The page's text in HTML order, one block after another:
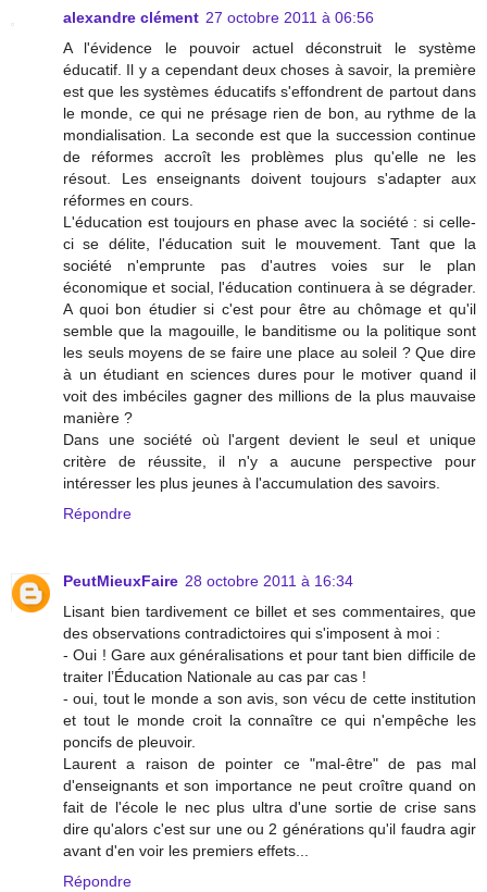
alexandre clément 27 octobre 2011 à 06:56
A l'évidence le pouvoir actuel déconstruit le système
éducatif. Il y a cependant deux choses à savoir, la première
est que les systèmes éducatifs s'effondrent de partout dans
le monde, ce qui ne présage rien de bon, au rythme de la
mondialisation. La seconde est que la succession continue
de réformes accroît les problèmes plus qu'elle ne les
résout. Les enseignants doivent toujours s'adapter aux
réformes en cours.
L'éducation est toujours en phase avec la société : si celle-
ci se délite, l'éducation suit le mouvement. Tant que la
société n'emprunte pas d'autres voies sur le plan
économique et social, l'éducation continuera à se dégrader.
A quoi bon étudier si c'est pour être au chômage et qu'il
semble que la magouille, le banditisme ou la politique sont
les seuls moyens de se faire une place au soleil ? Que dire
à un étudiant en sciences dures pour le motiver quand il
voit des imbéciles gagner des millions de la plus mauvaise
manière ?
Dans une société où l'argent devient le seul et unique
critère de réussite, il n'y a aucune perspective pour
intéresser les plus jeunes à l'accumulation des savoirs.
Répondre
PeutMieuxFaire 28 octobre 2011 à 16:34
Lisant bien tardivement ce billet et ses commentaires, que
des observations contradictoires qui s'imposent à moi :
- Oui ! Gare aux généralisations et pour tant bien difficile de
traiter l’Éducation Nationale au cas par cas !
- oui, tout le monde a son avis, son vécu de cette institution
et tout le monde croit la connaître ce qui n'empêche les
poncifs de pleuvoir.
Laurent a raison de pointer ce "mal-être" de pas mal
d'enseignants et son importance ne peut croître quand on
fait de l'école le nec plus ultra d'une sortie de crise sans
dire qu'alors c'est sur une ou 2 générations qu'il faudra agir
avant d'en voir les premiers effets...
Répondre